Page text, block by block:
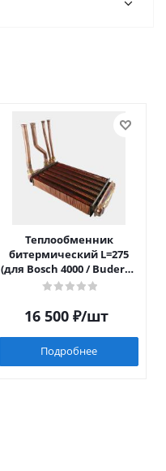
Теплообменник
битермический L=275
(для Bosch 4000 / Buderus
042)
16 500₽/шт
Подробнее